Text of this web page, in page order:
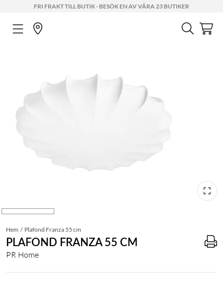
FRI FRAKT TILL BUTIK - BESÖK EN AV VÅRA 23 BUTIKER
Hem Plafond Franza 55 cm
PLAFOND FRANZA 55 CM
PR Home